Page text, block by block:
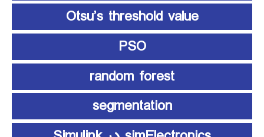
Otsu’s threshold value
PSO
random forest
segmentation